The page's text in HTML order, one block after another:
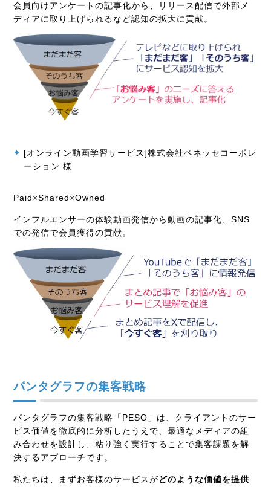
会員向けアンケートの記事化から、リリース配信で外部メ
ディアに取り上げられるなど認知の拡大に貢献。
[オンライン動画学習サービス]株式会社ベネッセコーポレ
ーション 様
Paid×Shared×Owned
インフルエンサーの体験動画発信から動画の記事化、SNS
での発信で会員獲得の貢献。
パンタグラフの集客戦略
パンタグラフの集客戦略「PESO」は、クライアントのサー
ビス価値を徹底的に分析したうえで、最適なメディアの組
み合わせを設計し、粘り強く実行することで集客課題を解
決するアプローチです。
私たちは、まずお客様のサービスがどのような価値を提供